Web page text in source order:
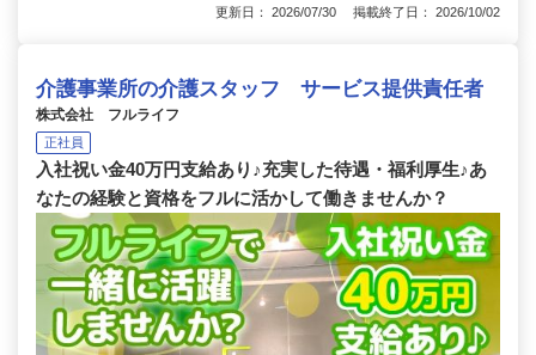
更新日： 2026/07/30 掲載終了日： 2026/10/02
介護事業所の介護スタッフ サービス提供責任者
株式会社 フルライフ
正社員
入社祝い金40万円支給あり♪充実した待遇・福利厚生♪あ
なたの経験と資格をフルに活かして働きませんか？